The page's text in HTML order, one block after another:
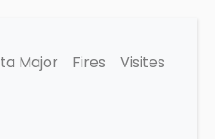
Major Fires
Visites